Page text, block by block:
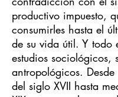
productivo impuesto,
consumirles hasta el
de su vida útil. Y todo
estudios sociológicos,
antropológicos.
del siglo XVII hasta